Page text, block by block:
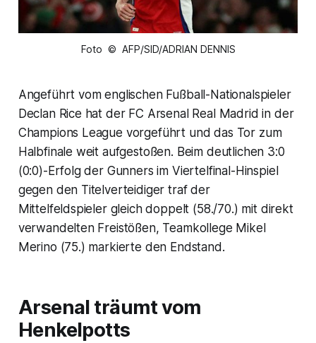
Foto © AFP/SID/ADRIAN DENNIS
Angeführt vom englischen Fußball-Nationalspieler
Declan Rice hat der FC Arsenal Real Madrid in der
Champions League vorgeführt und das Tor zum
Halbfinale weit aufgestoßen. Beim deutlichen 3:0
(0:0)-Erfolg der Gunners im Viertelfinal-Hinspiel
gegen den Titelverteidiger traf der
Mittelfeldspieler gleich doppelt (58./70.) mit direkt
verwandelten Freistößen, Teamkollege Mikel
Merino (75.) markierte den Endstand.
Arsenal träumt vom
Henkelpotts